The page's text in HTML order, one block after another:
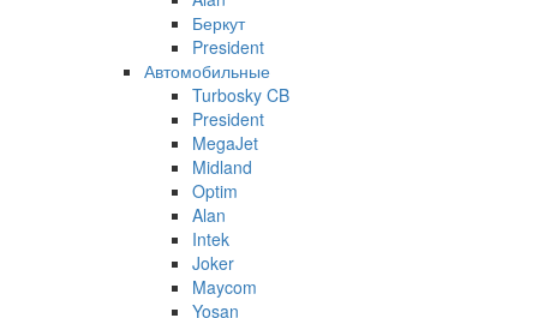
Беркут
President
Автомобильные
Turbosky CB
President
MegaJet
Midland
Optim
Alan
Intek
Joker
Maycom
Yosan